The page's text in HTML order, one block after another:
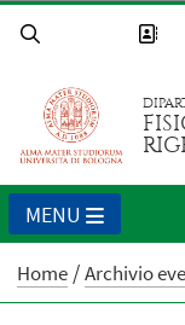
MENU
Home Archivio